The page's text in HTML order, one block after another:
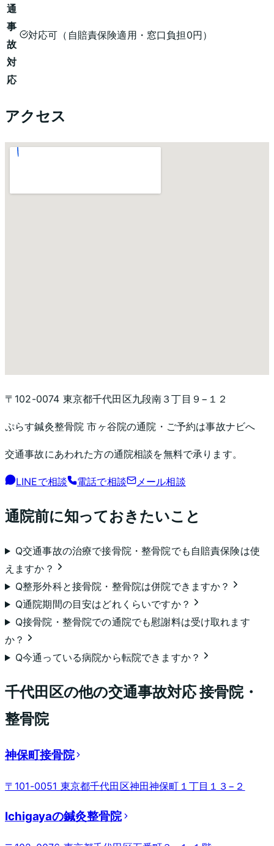
通
事
故
対
応
対応可（自賠責保険適用・窓口負担0円）
アクセス
〒102-0074 東京都千代田区九段南３丁目９−１２
ぷらす鍼灸整骨院 市ヶ谷院の通院・ご予約は事故ナビへ
交通事故にあわれた方の通院相談を無料で承ります。
LINEで相談 電話で相談 メール相談
通院前に知っておきたいこと
Q交通事故の治療で接骨院・整骨院でも自賠責保険は使
えますか？
Q整形外科と接骨院・整骨院は併院できますか？
Q通院期間の目安はどれくらいですか？
Q接骨院・整骨院での通院でも慰謝料は受け取れます
か？
Q今通っている病院から転院できますか？
千代田区の他の交通事故対応 接骨院・
整骨院
神保町接骨院
〒101-0051 東京都千代田区神田神保町１丁目１３−２
Ichigayaの鍼灸整骨院